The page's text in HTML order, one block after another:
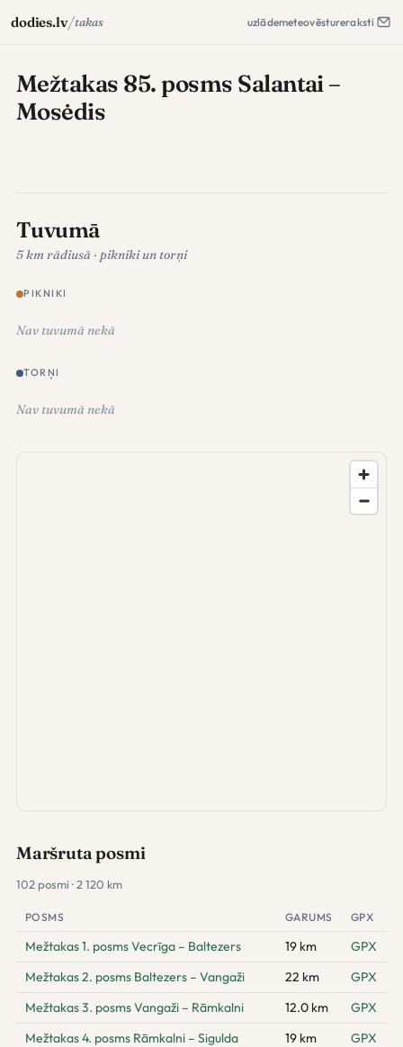
dodies.lv/takas uzlādemeteovēstureraksti
Mežtakas 85. posms Salantai –
Mosėdis
Tuvumā
5 km rādiusā · pikniki un torņi
PIKNIKI
Nav tuvumā nekā
TORŅI
Nav tuvumā nekā
Maršruta posmi
102 posmi · 2 120 km
POSMS GARUMS GPX
Mežtakas 1. posms Vecrīga – Baltezers 19 km
GPX
Mežtakas 2. posms Baltezers – Vangaži
22 km
GPX
Mežtakas 3. posms Vangaži – Rāmkalni
12.0 km
GPX
Mežtakas 4. posms Rāmkalni – Sigulda
19 km
GPX